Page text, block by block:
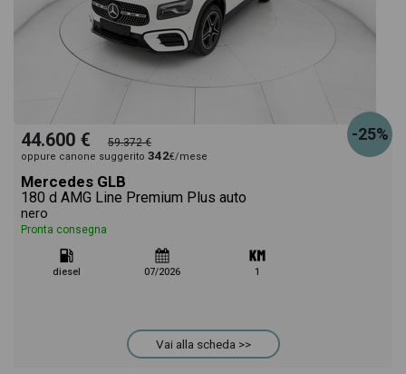
-25%
44.600 € 59.372 €
oppure canone suggerito 342€/mese
Mercedes GLB
180 d AMG Line Premium Plus auto
nero
Pronta consegna
diesel 07/2026 1
Vai alla scheda >>